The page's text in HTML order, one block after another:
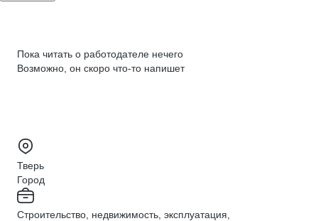
Пока читать о работодателе нечего
Возможно, он скоро что‑то напишет
Тверь
Город
Строительство, недвижимость, эксплуатация,